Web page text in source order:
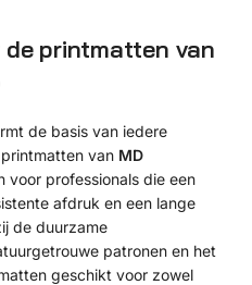
de printmatten van
de basis van iedere
van MD
voor professionals die een
afdruk en een lange
de duurzame
patronen en het
geschikt voor zowel